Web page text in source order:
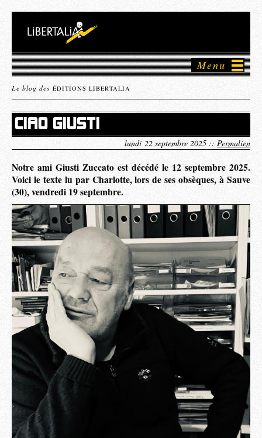
Menu
Le blog des ÉDITIONS LIBERTALIA
CIAO GIUSTI
lundi 22 septembre 2025 :: Permalien
Notre ami Giusti Zuccato est décédé le 12 septembre 2025.
Voici le texte lu par Charlotte, lors de ses obsèques, à Sauve
(30), vendredi 19 septembre.